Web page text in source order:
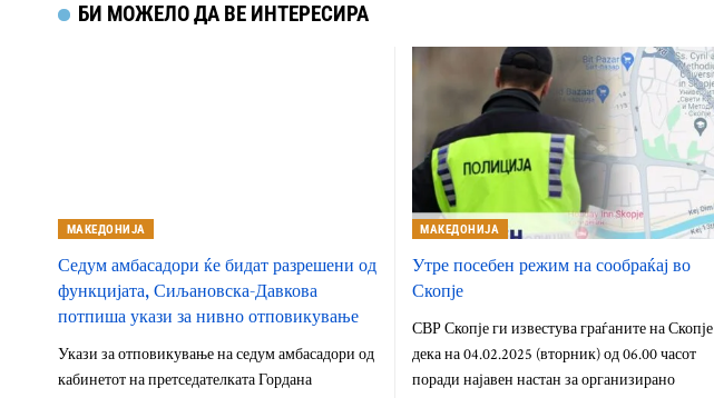
БИ МОЖЕЛО ДА ВЕ ИНТЕРЕСИРА
МАКЕДОНИЈА
Седум амбасадори ќе бидат разрешени од
функцијата, Сиљановска-Давкова
потпиша укази за нивно отповикување
Укази за отповикување на седум амбасадори од
кабинетот на претседателката Гордана
МАКЕДОНИЈА
Утре посебен режим на сообраќај во
Скопје
СВР Скопје ги известува граѓаните на Скопје
дека на 04.02.2025 (вторник) од 06.00 часот
поради најавен настан за организирано